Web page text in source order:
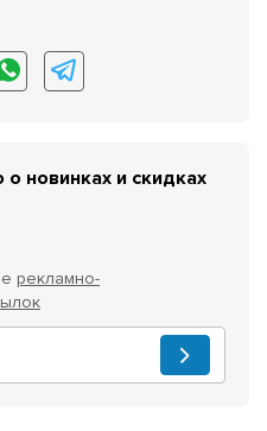
новинках и скидках
рекламно-